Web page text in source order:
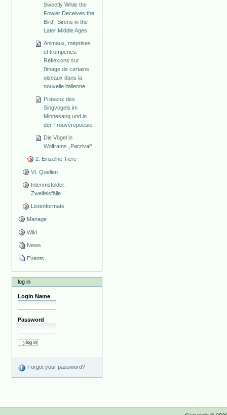
Sweetly While the
Fowler Deceives the
Bird': Sirens in the
Later Middle Ages
Animaux, méprises
et tromperies.
Réflexions sur
l'image de certains
oiseaux dans la
nouvelle italienne.
Präsenz des
Singvogels im
Minnesang und in
der Trouvèrepoesie
Die Vögel in
Wolframs „Parzival“
2. Einzelne Tiere
VI. Quellen
Interimsfolder:
Zweifelsfälle
Listenformate
Manage
Wiki
News
Events
log in
Login Name
Password
Forgot your password?